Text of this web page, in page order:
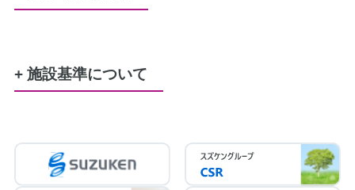
300円／週
+ 施設基準について
連携強化加算（5点）
医療DX推進体制整備加算１（10点）